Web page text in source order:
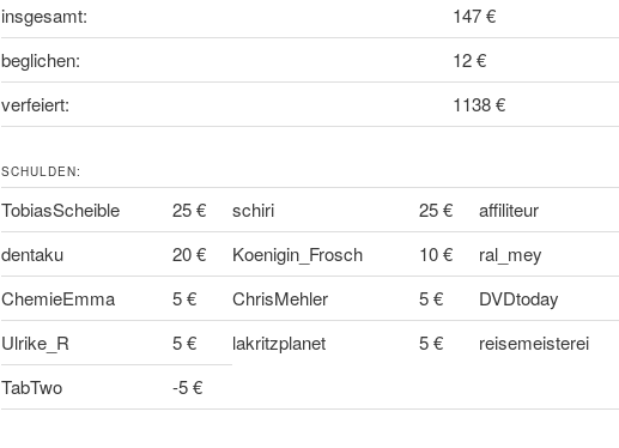
insgesamt:
147 €
beglichen:
12 €
verfeiert:
1138 €
SCHULDEN:
TobiasScheible 25 € schiri 25 €
affiliteur
dentaku
20 € Koenigin_Frosch 10 €
ral_mey
ChemieEmma
5 € ChrisMehler 5 €
DVDtoday
Ulrike_R
5 € lakritzplanet 5 €
reisemeisterei
TabTwo
-5 €